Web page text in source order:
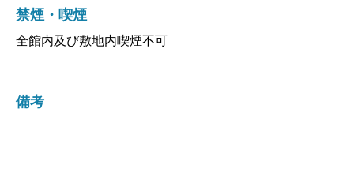
禁煙・喫煙
全館内及び敷地内喫煙不可
備考